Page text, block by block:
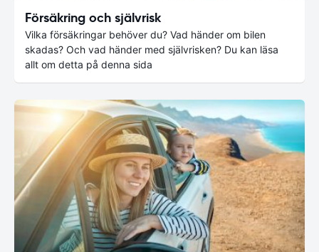
Försäkring och självrisk
Vilka försäkringar behöver du? Vad händer om bilen
skadas? Och vad händer med självrisken? Du kan läsa
allt om detta på denna sida